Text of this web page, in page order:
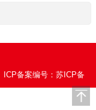
ICP备案编号：苏ICP备